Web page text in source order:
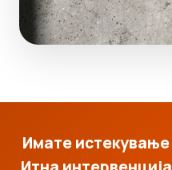
Имате